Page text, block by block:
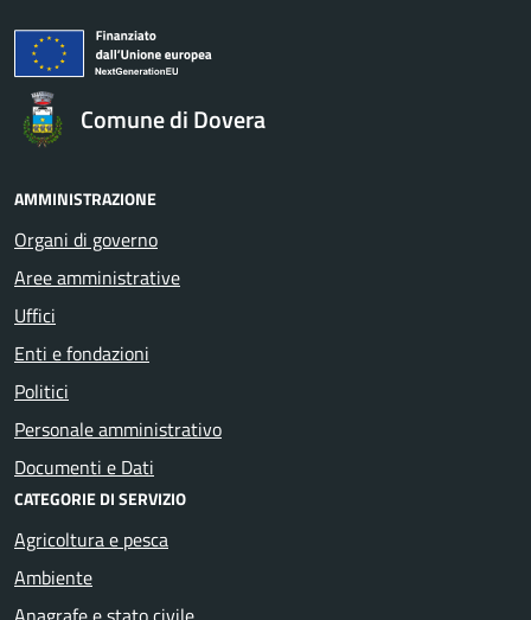
Comune di Dovera
AMMINISTRAZIONE
Organi di governo
Aree amministrative
Uffici
Enti e fondazioni
Politici
Personale amministrativo
Documenti e Dati
CATEGORIE DI SERVIZIO
Agricoltura e pesca
Ambiente